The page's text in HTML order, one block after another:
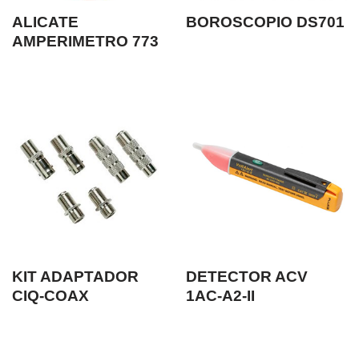
ALICATE
AMPERIMETRO 773
BOROSCOPIO DS701
KIT ADAPTADOR
CIQ-COAX
DETECTOR ACV
1AC-A2-II